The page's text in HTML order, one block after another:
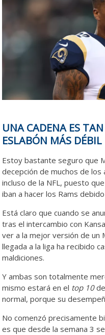
UNA CADENA ES
ESLABÓN MÁS DÉBIL
Estoy bastante seguro que
decepción de muchos de los
incluso de la NFL, puesto
iban a hacer los Rams
Está claro que cuando se
tras el intercambio con
ver a la mejor versión de un
llegada a la liga ha recibido
maldiciones.
Y ambas son totalmente
mismo estará en el top 10de
normal, porque su
No comenzó precisamente
es que desde la semana 3